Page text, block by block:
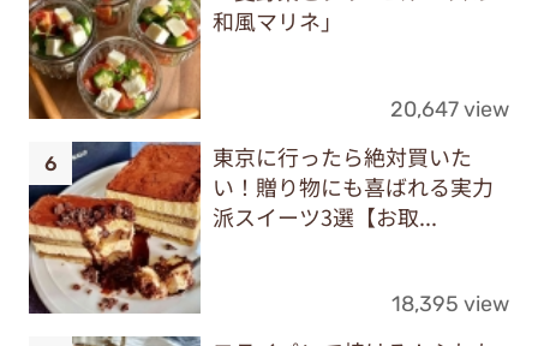
和風マリネ」
20,647 view
東京に行ったら絶対買いた
い！贈り物にも喜ばれる実力
派スイーツ3選【お取...
18,395 view